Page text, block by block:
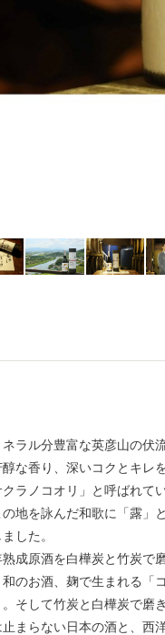
ラル分豊富な英彦山の伏
な香り、深いコクとキレ
ラノコオリ」と呼ばれて
地を詠んだ和歌に「露」
した。
成原酒を白樺炭と竹炭で
のお酒、麹で生まれる「
そして竹炭と白樺炭で磨
まらない日本の酒と、西